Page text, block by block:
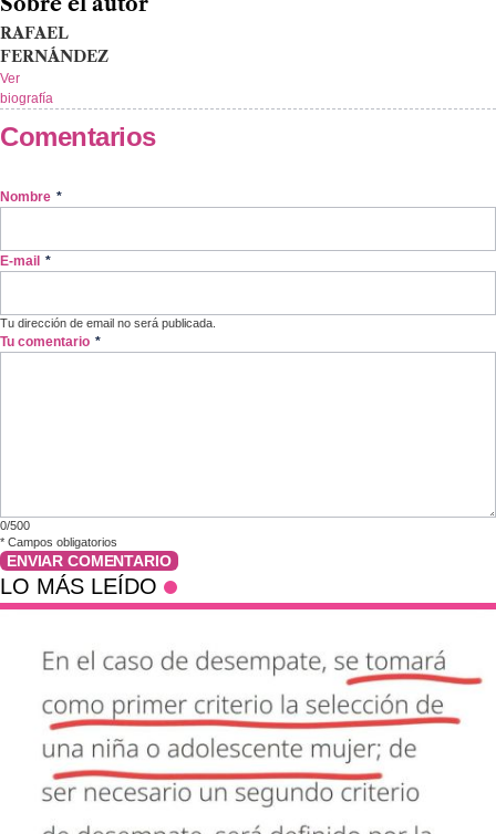
Sobre el autor
RAFAEL
FERNÁNDEZ
Ver
biografía
Comentarios
Nombre *
E-mail *
Tu dirección de email no será publicada.
Tu comentario *
0/500
* Campos obligatorios
ENVIAR COMENTARIO
LO MÁS LEÍDO